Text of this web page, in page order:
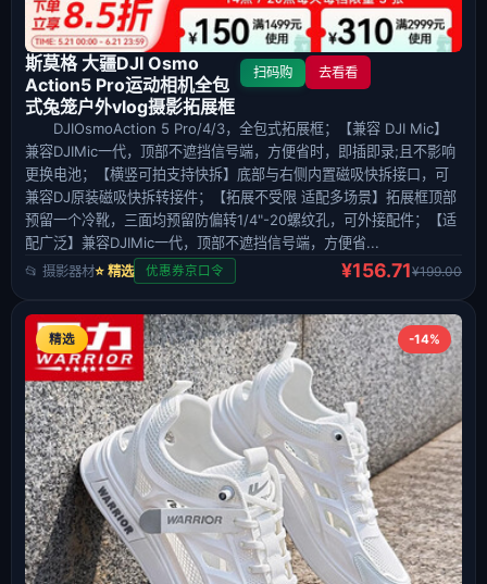
斯莫格 大疆DJI Osmo
Action5 Pro运动相机全包
式兔笼户外vlog摄影拓展框
扫码购 去看看
DJIOsmoAction 5 Pro/4/3，全包式拓展框；【兼容 DJI Mic】
兼容DJIMic一代，顶部不遮挡信号端，方便省时，即插即录;且不影响
更换电池；【横竖可拍支持快拆】底部与右侧内置磁吸快拆接口，可
兼容DJ原装磁吸快拆转接件；【拓展不受限 适配多场景】拓展框顶部
预留一个冷靴，三面均预留防偏转1/4"-20螺纹孔，可外接配件；【适
配广泛】兼容DJIMic一代，顶部不遮挡信号端，方便省...
📂 摄影器材⭐ 精选 优惠券京口令 ¥156.71¥199.00
-14%
精选